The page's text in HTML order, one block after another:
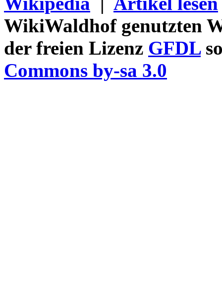
WikiWaldhof genutzten
der freien Lizenz GFDL
Commons by-sa 3.0